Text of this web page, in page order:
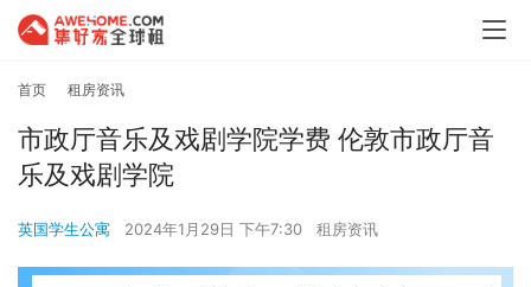
首页 租房资讯
市政厅音乐及戏剧学院学费 伦敦市政厅音
乐及戏剧学院
英国学生公寓 2024年1月29日 下午7:30 租房资讯